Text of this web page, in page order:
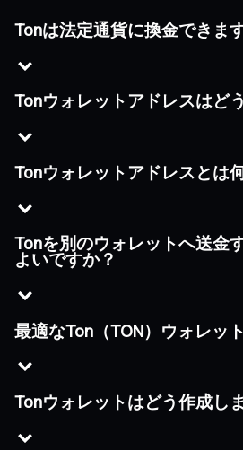
Tonは法定通貨に換金できま
Tonウォレットアドレスはど
Tonウォレットアドレスとは
Tonを別のウォレットへ送金
よいですか？
最適なTon（TON）ウォレッ
Tonウォレットはどう作成し